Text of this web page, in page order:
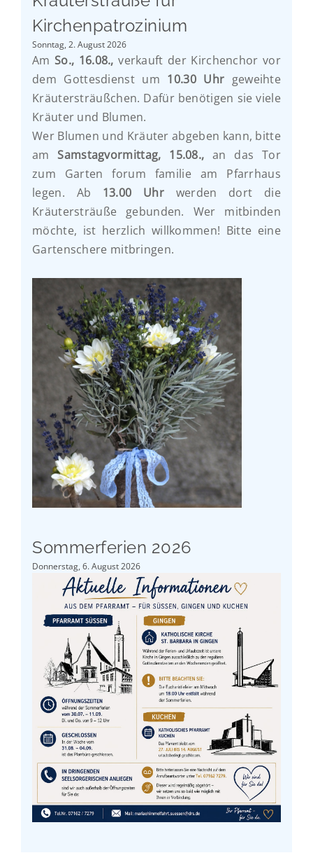
Kirchenpatrozinium
Sonntag, 2. August 2026
AmSo., 16.08.,verkauft der Kirchenchor vor
dem Gottesdienst um 10.30 Uhr geweihte
Kräutersträußchen. Dafür benötigen sie viele
Kräuter und Blumen.
Wer Blumen und Kräuter abgeben kann, bitte
amSamstagvormittag, 15.08.,an das Tor
zum Garten forum familie am Pfarrhaus
legen. Ab 13.00 Uhrwerden dort die
Kräutersträuße gebunden. Wer mitbinden
möchte, ist herzlich willkommen! Bitte eine
Gartenschere mitbringen.
Sommerferien 2026
Donnerstag, 6. August 2026